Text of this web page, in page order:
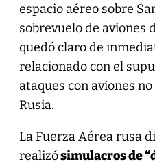
espacio aéreo sobre
sobrevuelo de aviones
quedó claro de
relacionado con el
ataques con aviones
Rusia.
La Fuerza Aérea rusa
realizósimulacros de